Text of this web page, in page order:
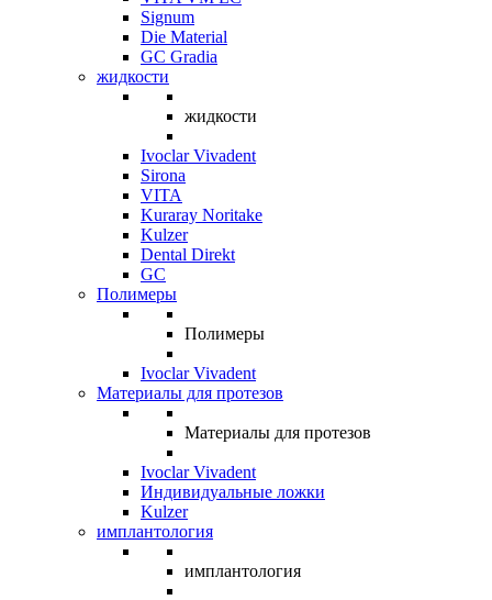
Signum
Die Material
GC Gradia
жидкости
жидкости
Ivoclar Vivadent
Sirona
VITA
Kuraray Noritake
Kulzer
Dental Direkt
GC
Полимеры
Полимеры
Ivoclar Vivadent
Материалы для протезов
Материалы для протезов
Ivoclar Vivadent
Индивидуальные ложки
Kulzer
имплантология
имплантология